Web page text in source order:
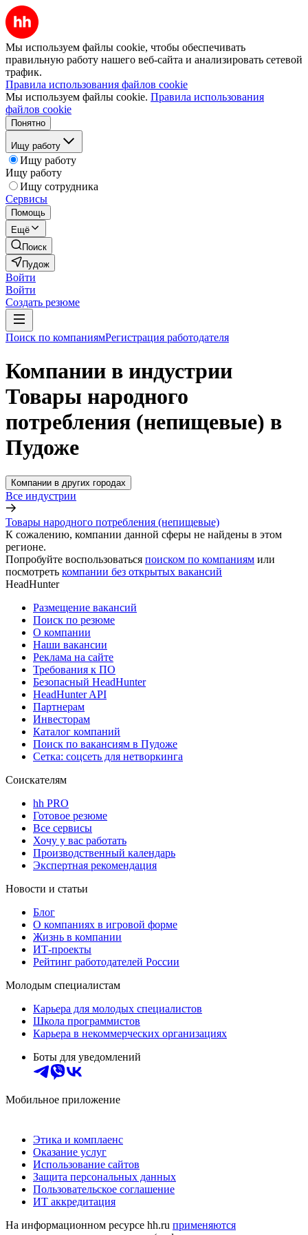
Мы используем файлы cookie, чтобы обеспечивать
правильную работу нашего веб-сайта и анализировать сетевой
трафик.
Правила использования файлов cookie
Мы используем файлы cookie. Правила использования
файлов cookie
Понятно
Ищу работу
Ищу работу
Ищу работу
Ищу сотрудника
Сервисы
Помощь
Ещё
Поиск
Пудож
Войти
Войти
Создать резюме
Поиск по компаниямРегистрация работодателя
Компании в индустрии
Товары народного
потребления (непищевые) в
Пудоже
Компании в других городах
Все индустрии
Товары народного потребления (непищевые)
К сожалению, компании данной сферы не найдены в этом
регионе.
Попробуйте воспользоваться поиском по компаниям или
посмотреть компании без открытых вакансий
HeadHunter
Размещение вакансий
Поиск по резюме
О компании
Наши вакансии
Реклама на сайте
Требования к ПО
Безопасный HeadHunter
HeadHunter API
Партнерам
Инвесторам
Каталог компаний
Поиск по вакансиям в Пудоже
Сетка: соцсеть для нетворкинга
Соискателям
hh PRO
Готовое резюме
Все сервисы
Хочу у вас работать
Производственный календарь
Экспертная рекомендация
Новости и статьи
Блог
О компаниях в игровой форме
Жизнь в компании
ИТ-проекты
Рейтинг работодателей России
Молодым специалистам
Карьера для молодых специалистов
Школа программистов
Карьера в некоммерческих организациях
Боты для уведомлений
Мобильное приложение
Этика и комплаенс
Оказание услуг
Использование сайтов
Защита персональных данных
Пользовательское соглашение
ИТ аккредитация
На информационном ресурсе hh.ru применяются